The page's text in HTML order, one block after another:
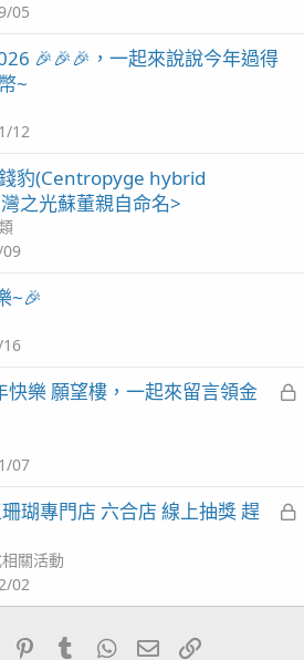
05
🎉🎉🎉，一起來說說今年過得
~
12
錢豹(Centropyge hybrid
之光蘇董親自命名>
~🎉
快樂 願望樓，一起來留言領金
07
瑚專門店 六合店 線上抽獎 趕
關活動
02
Reddit PinterestTumblrWhatsApp電子郵件